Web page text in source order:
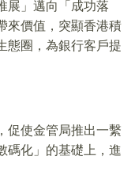
展」邁向「成功落
來價值，突顯香港積
態圈，為銀行客戶提
促使金管局推出一繫
碼化」的基礎上，進